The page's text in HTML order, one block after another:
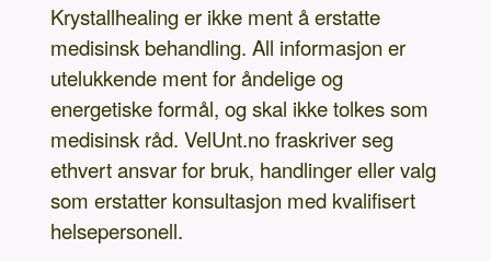
Krystallhealing er ikke ment å erstatte
medisinsk behandling. All informasjon er
utelukkende ment for åndelige og
energetiske formål, og skal ikke tolkes som
medisinsk råd. VelUnt.no fraskriver seg
ethvert ansvar for bruk, handlinger eller valg
som erstatter konsultasjon med kvalifisert
helsepersonell.